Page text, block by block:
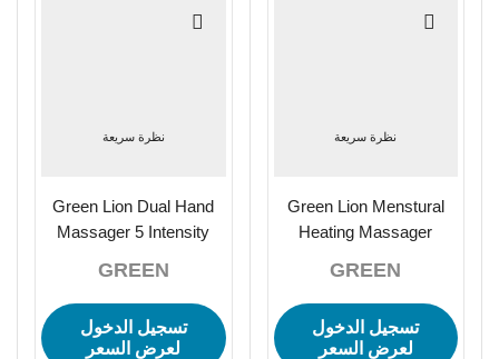
نظرة سريعة
Green Lion Menstural
Heating Massager
GREEN
تسجيل الدخول
لعرض السعر
نظرة سريعة
Green Lion Dual Hand
Massager 5 Intensity
GREEN
تسجيل الدخول
لعرض السعر